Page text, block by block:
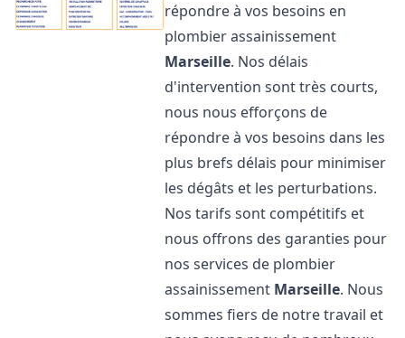
répondre à vos besoins en
plombier assainissement
Marseille. Nos délais
d'intervention sont très courts,
nous nous efforçons de
répondre à vos besoins dans les
plus brefs délais pour minimiser
les dégâts et les perturbations.
Nos tarifs sont compétitifs et
nous offrons des garanties pour
nos services de plombier
assainissement Marseille. Nous
sommes fiers de notre travail et